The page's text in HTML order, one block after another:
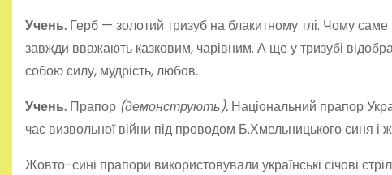
Учень. Герб — золотий тризуб на блакитному тлі. Чому
завжди вважають казковим, чарівним. А ще у тризубі
собою силу, мудрість, любов.
Учень. Прапор (демонструють). Національний прапор
час визвольної війни під проводом Б.Хмельницького синя
Жовто-сині прапори використовували українські січові